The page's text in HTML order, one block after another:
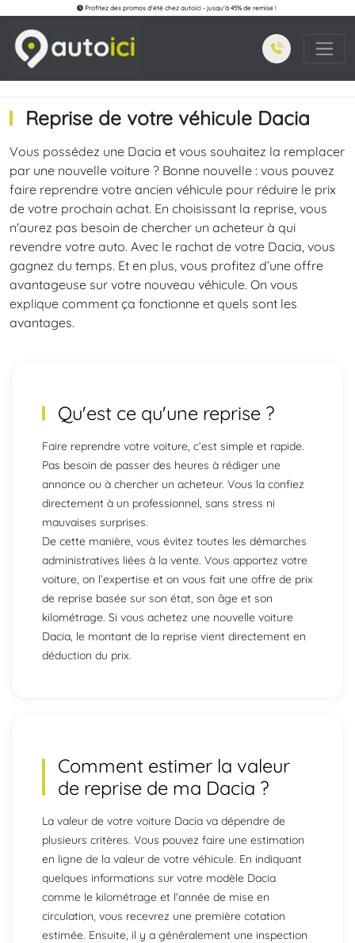
Profitez des promos d'été chez autoici - jusqu'à 45% de remise !
Reprise de votre véhicule Dacia
Vous possédez une Dacia et vous souhaitez la remplacer
par une nouvelle voiture ? Bonne nouvelle : vous pouvez
faire reprendre votre ancien véhicule pour réduire le prix
de votre prochain achat. En choisissant la reprise, vous
n'aurez pas besoin de chercher un acheteur à qui
revendre votre auto. Avec le rachat de votre Dacia, vous
gagnez du temps. Et en plus, vous profitez d’une offre
avantageuse sur votre nouveau véhicule. On vous
explique comment ça fonctionne et quels sont les
avantages.
Qu'est ce qu'une reprise ?
Faire reprendre votre voiture, c’est simple et rapide.
Pas besoin de passer des heures à rédiger une
annonce ou à chercher un acheteur. Vous la confiez
directement à un professionnel, sans stress ni
mauvaises surprises.
De cette manière, vous évitez toutes les démarches
administratives liées à la vente. Vous apportez votre
voiture, on l’expertise et on vous fait une offre de prix
de reprise basée sur son état, son âge et son
kilométrage. Si vous achetez une nouvelle voiture
Dacia, le montant de la reprise vient directement en
déduction du prix.
Comment estimer la valeur
de reprise de ma Dacia ?
La valeur de votre voiture Dacia va dépendre de
plusieurs critères. Vous pouvez faire une estimation
en ligne de la valeur de votre véhicule. En indiquant
quelques informations sur votre modèle Dacia
comme le kilométrage et l'année de mise en
circulation, vous recevrez une première cotation
estimée. Ensuite, il y a généralement une inspection